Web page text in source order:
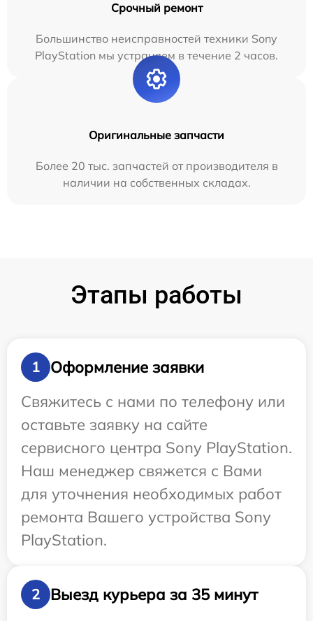
Срочный ремонт
Большинство неисправностей техники Sony
PlayStation мы устраняем в течение 2 часов.
Оригинальные запчасти
Более 20 тыс. запчастей от производителя в
наличии на собственных складах.
Этапы работы
1
Оформление заявки
Свяжитесь с нами по телефону или
оставьте заявку на сайте
сервисного центра Sony PlayStation.
Наш менеджер свяжется с Вами
для уточнения необходимых работ
ремонта Вашего устройства Sony
PlayStation.
2
Выезд курьера за 35 минут